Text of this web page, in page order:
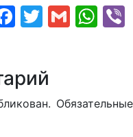
Facebook
Twitter
Gmail
Обязательные